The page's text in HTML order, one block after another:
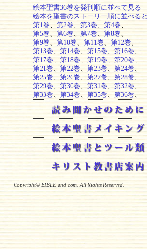
絵本聖書36巻を発刊順に並べて見る
絵本を聖書のストーリー順に並べると
第1巻 、第2巻 第3巻 第4巻
第5巻、第6巻、 第7巻、第8巻 、
第9巻、第10巻、 第11巻、 第12巻、
第13巻、 第14巻 第15巻 、第16巻、
第17巻、第18巻 、第19巻、第20巻、
第21巻
第22巻 第23巻 第24巻
第25巻、 第26巻 、第27巻、第28巻、
第29巻、第30巻、第31巻 第32巻、
第33巻、 第34巻 第35巻 第36巻 、
Copyright© BIBLE and com. All Rights Reserved.